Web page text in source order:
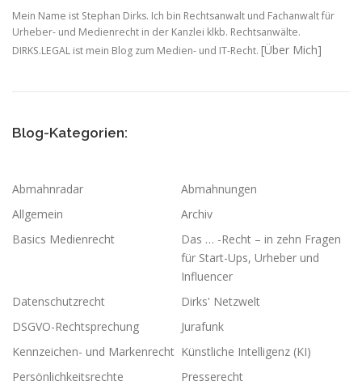
Mein Name ist Stephan Dirks. Ich bin Rechtsanwalt und Fachanwalt für
Urheber- und Medienrecht in der Kanzlei klkb. Rechtsanwälte.
DIRKS.LEGAL ist mein Blog zum Medien- und IT-Recht. [Über Mich]
Blog-Kategorien:
Abmahnradar
Abmahnungen
Allgemein
Archiv
Basics Medienrecht
Das … -Recht – in zehn Fragen
für Start-Ups, Urheber und
Influencer
Datenschutzrecht
Dirks' Netzwelt
DSGVO-Rechtsprechung
Jurafunk
Kennzeichen- und Markenrecht Künstliche Intelligenz (KI)
Persönlichkeitsrechte
Presserecht